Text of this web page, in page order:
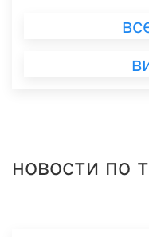
новости по